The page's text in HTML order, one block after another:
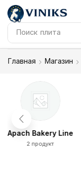
Поиск плита
Главная Магазин
Apach Bakery Line
2 продукт